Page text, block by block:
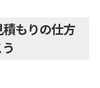
もりの仕方